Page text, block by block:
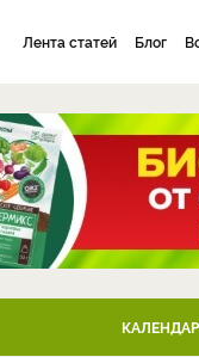
Лента статей Блог